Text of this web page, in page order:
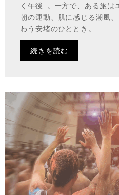
く午後…。一方で、ある旅は
朝の運動、肌に感じる潮風
わう安堵のひととき。...
続きを読む